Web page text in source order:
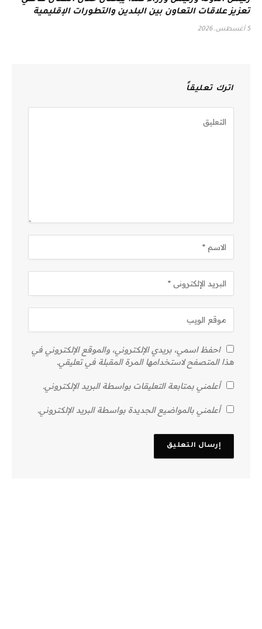
تعزيز علاقات التعاون بين البلدين والتطورات الإقليمية
5 أغسطس، 2026
اترك تعليقاً
احفظ اسمي، بريدي الإلكتروني، والموقع الإلكتروني في
هذا المتصفح لاستخدامها المرة المقبلة في تعليقي.
أعلمني بمتابعة التعليقات بواسطة البريد الإلكتروني.
أعلمني بالمواضيع الجديدة بواسطة البريد الإلكتروني.